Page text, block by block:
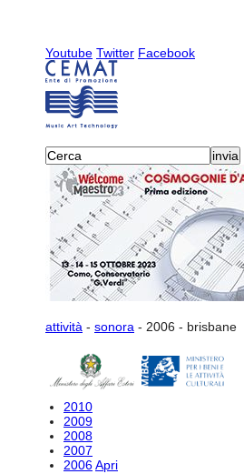
Youtube Twitter Facebook
attività - sonora - 2006 - brisbane
2010
2009
2008
2007
2006Apri